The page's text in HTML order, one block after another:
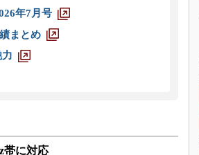
年7月号
まとめ
帯に対応